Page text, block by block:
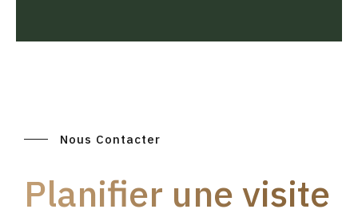
Nous Contacter
Planifier une visite